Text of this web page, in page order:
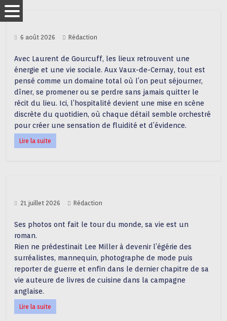
6 août 2026 Rédaction
Avec Laurent de Gourcuff, les lieux retrouvent une
énergie et une vie sociale. Aux Vaux-de-Cernay, tout est
pensé comme un domaine total où l’on peut séjourner,
dîner, se promener ou se perdre sans jamais quitter le
récit du lieu. Ici, l’hospitalité devient une mise en scène
discrète du quotidien, où chaque détail semble orchestré
pour créer une sensation de fluidité et d’évidence.
Lire la suite
21 juillet 2026 Rédaction
Ses photos ont fait le tour du monde, sa vie est un
roman.
Rien ne prédestinait Lee Miller à devenir l’égérie des
surréalistes, mannequin, photographe de mode puis
reporter de guerre et enfin dans le dernier chapitre de sa
vie auteure de livres de cuisine dans la campagne
anglaise.
Lire la suite